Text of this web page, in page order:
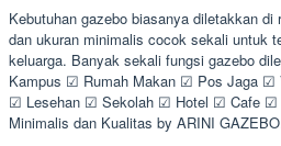
Kebutuhan gazebo biasanya diletakkan di
dan ukuran minimalis cocok sekali untuk
keluarga. Banyak sekali fungsi gazebo
Kampus ☑ Rumah Makan ☑ Pos Jaga
☑ Lesehan ☑ Sekolah ☑ Hotel ☑ Cafe ☑
Minimalis dan Kualitas by ARINI